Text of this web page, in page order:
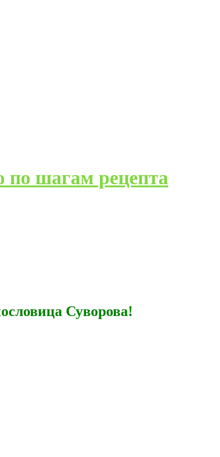
шагам рецепта
Суворова!